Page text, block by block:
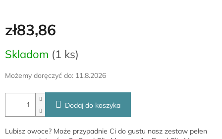
zł83,86
jednostkowa:
Skladom (1 ks)
Możemy doręczyć do: 11.8.2026
Dodaj do koszyka
Lubisz owoce? Może przypadnie Ci do gustu nasz zestaw pełen